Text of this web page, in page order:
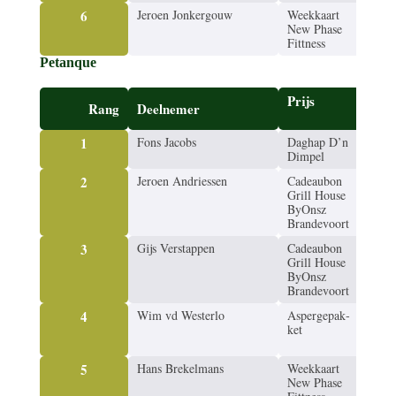
6 Jeroen Jonker­gouw
Week­kaart
New Phase
Fittness
Petanque
Rang Deel­ne­mer Prijs
1
Fons Jacobs
Daghap D’n
Dimpel
2 Jeroen Andries­sen
Cadeau­bon
Grill House
ByOnsz
Brandevoort
3 Gijs Verstap­pen
Cadeau­bon
Grill House
ByOnsz
Brandevoort
4 Wim vd Westerlo
Asper­ge­pak­
ket
5 Hans Brekel­mans
Week­kaart
New Phase